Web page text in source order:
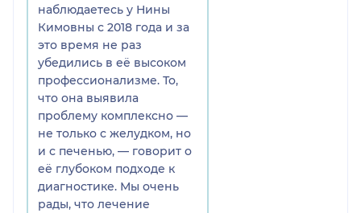
наблюдаетесь у Нины
Кимовны с 2018 года и за
это время не раз
убедились в её высоком
профессионализме. То,
что она выявила
проблему комплексно —
не только с желудком, но
и с печенью, — говорит о
её глубоком подходе к
диагностике. Мы очень
рады, что лечение